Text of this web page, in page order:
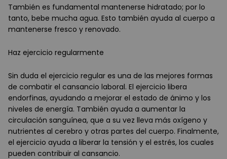
También es fundamental mantenerse hidratado; por lo
tanto, bebe mucha agua. Esto también ayuda al cuerpo a
mantenerse fresco y renovado.
Haz ejercicio regularmente
Sin duda el ejercicio regular es una de las mejores formas
de combatir el cansancio laboral. El ejercicio libera
endorfinas, ayudando a mejorar el estado de ánimo y los
niveles de energía. También ayuda a aumentar la
circulación sanguínea, que a su vez lleva más oxígeno y
nutrientes al cerebro y otras partes del cuerpo. Finalmente,
el ejercicio ayuda a liberar la tensión y el estrés, los cuales
pueden contribuir al cansancio.